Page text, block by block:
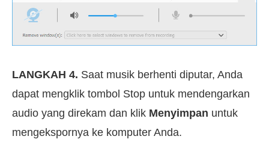
LANGKAH 4. Saat musik berhenti diputar, Anda
dapat mengklik tombol Stop untuk mendengarkan
audio yang direkam dan klik Menyimpan untuk
mengekspornya ke komputer Anda.